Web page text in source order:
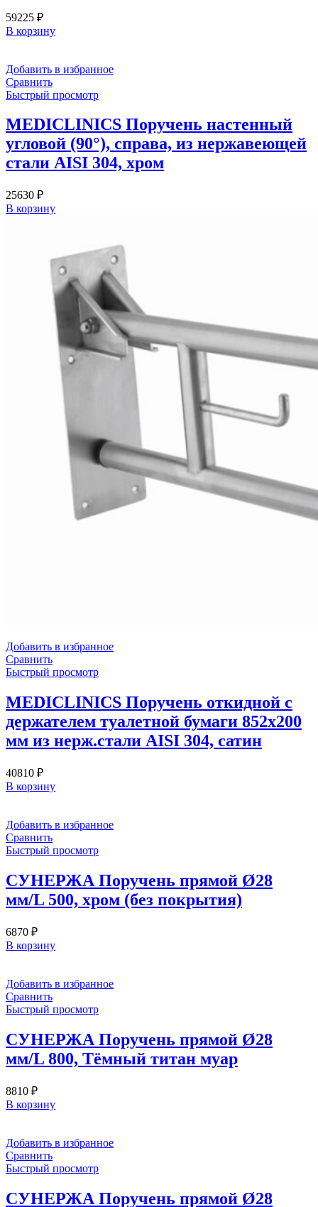
59225 ₽
В корзину
Добавить в избранное
Сравнить
Быстрый просмотр
MEDICLINICS Поручень настенный
угловой (90°), справа, из нержавеющей
стали AISI 304, хром
25630 ₽
В корзину
Добавить в избранное
Сравнить
Быстрый просмотр
MEDICLINICS Поручень откидной с
держателем туалетной бумаги 852х200
мм из нерж.стали AISI 304, сатин
40810 ₽
В корзину
Добавить в избранное
Сравнить
Быстрый просмотр
СУНЕРЖА Поручень прямой Ø28
мм/L 500, хром (без покрытия)
6870 ₽
В корзину
Добавить в избранное
Сравнить
Быстрый просмотр
СУНЕРЖА Поручень прямой Ø28
мм/L 800, Тёмный титан муар
8810 ₽
В корзину
Добавить в избранное
Сравнить
Быстрый просмотр
СУНЕРЖА Поручень прямой Ø28